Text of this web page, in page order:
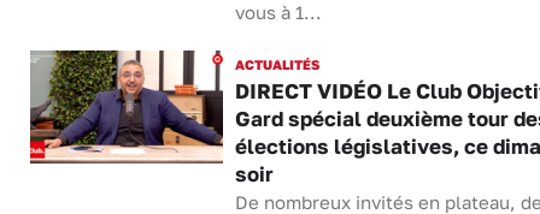
vous à 1...
ACTUALITÉS
DIRECT VIDÉO Le Club
Gard spécial deuxième tour
élections législatives, ce
soir
De nombreux invités en plateau,